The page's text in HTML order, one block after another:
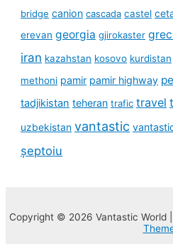
bridge canion cascada castel
erevan georgia gjirokaster
iran kazahstan kosovo kurdistan
methoni pamir pamir highway
tadjikistan teheran trafic travel
uzbekistan vantastic
șeptoiu
Copyright © 2026 Vantastic World